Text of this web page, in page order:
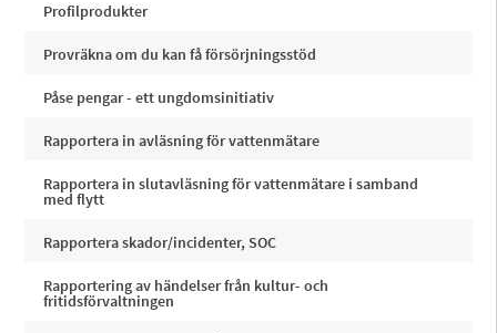
Profilprodukter
Provräkna om du kan få försörjningsstöd
Påse pengar - ett ungdomsinitiativ
Rapportera in avläsning för vattenmätare
Rapportera in slutavläsning för vattenmätare i samband
med flytt
Rapportera skador/incidenter, SOC
Rapportering av händelser från kultur- och
fritidsförvaltningen